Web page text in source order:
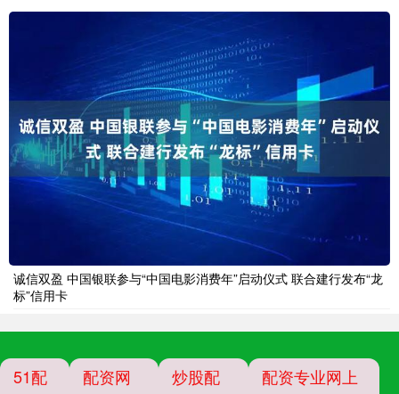
诚信双盈 中国银联参与“中国电影消费年”启动仪式 联合建行发布“龙
标”信用卡
51配
配资网
炒股配
配资专业网上